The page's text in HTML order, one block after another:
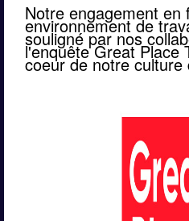
Notre engagement en
environnement de
souligné par nos
l'enquête Great Place
coeur de notre culture